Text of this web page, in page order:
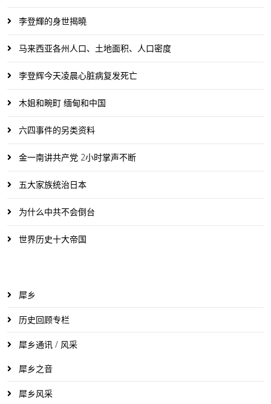
李登輝的身世揭曉
马来西亚各州人口、土地面积、人口密度
李登辉今天凌晨心脏病复发死亡
木姐和畹町 缅甸和中国
六四事件的另类资料
金一南讲共产党 2小时掌声不断
五大家族统治日本
为什么中共不会倒台
世界历史十大帝国
犀乡
历史回顾专栏
犀乡通讯 / 风采
犀乡之音
犀乡风采